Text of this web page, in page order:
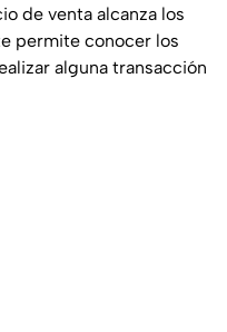
de venta alcanza los
permite conocer los
alguna transacción